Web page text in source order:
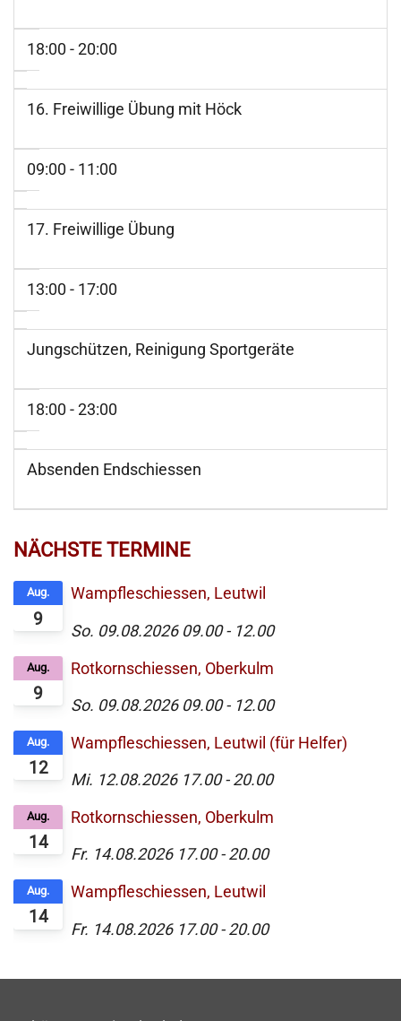
18:00 - 20:00
16. Freiwillige Übung mit Höck
09:00 - 11:00
17. Freiwillige Übung
13:00 - 17:00
Jungschützen, Reinigung Sportgeräte
18:00 - 23:00
Absenden Endschiessen
NÄCHSTE TERMINE
9
Aug.
Wampfleschiessen, Leutwil
So. 09.08.2026 09.00 - 12.00
9
Aug.
Rotkornschiessen, Oberkulm
So. 09.08.2026 09.00 - 12.00
12
Aug.
Wampfleschiessen, Leutwil (für Helfer)
Mi. 12.08.2026 17.00 - 20.00
14
Aug.
Rotkornschiessen, Oberkulm
Fr. 14.08.2026 17.00 - 20.00
14
Aug.
Wampfleschiessen, Leutwil
Fr. 14.08.2026 17.00 - 20.00